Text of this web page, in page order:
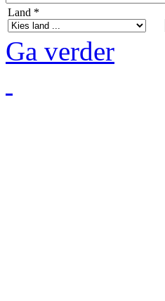
Land *
Ga verder